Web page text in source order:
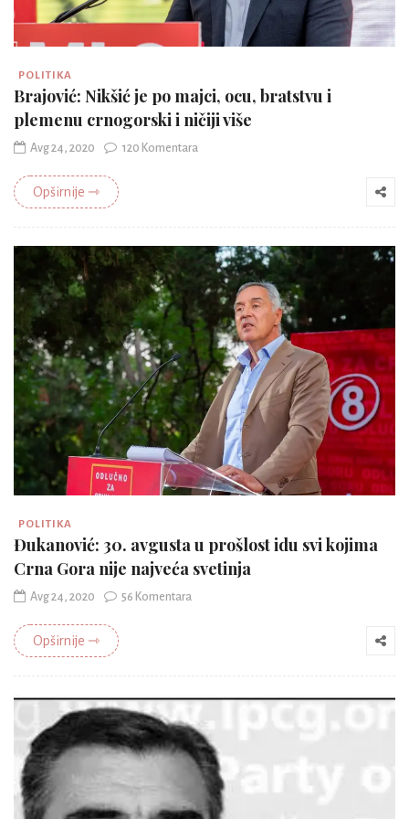
POLITIKA
Brajović: Nikšić je po majci, ocu, bratstvu i
plemenu crnogorski i ničiji više
Avg 24, 2020 120 Komentara
Opširnije ⇾
POLITIKA
Đukanović: 30. avgusta u prošlost idu svi kojima
Crna Gora nije najveća svetinja
Avg 24, 2020 56 Komentara
Opširnije ⇾